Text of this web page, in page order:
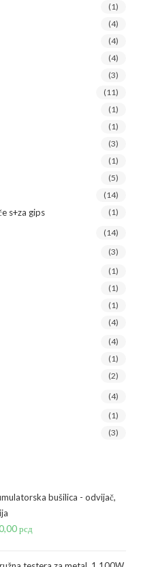
(1)
(4)
(4)
(4)
(3)
(11)
(1)
(1)
(3)
(1)
(5)
(14)
s+za gips (1)
(14)
(3)
(1)
(1)
(1)
(4)
(4)
(1)
(2)
(4)
(1)
(3)
bušilica - odvijač,
рсд
je: